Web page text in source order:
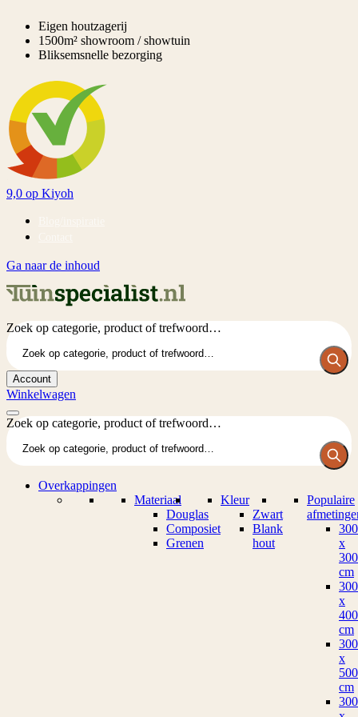
Eigen houtzagerij
1500m² showroom / showtuin
Bliksemsnelle bezorging
9,0 op Kiyoh
Ga naar de inhoud
Zoek op categorie, product of trefwoord…
Account
Winkelwagen
Zoek op categorie, product of trefwoord…
Overkappingen
Materiaal
Douglas
Composiet
Grenen
Kleur
Zwart
Blank
hout
Populaire
300
x
300
cm
300
x
400
cm
300
x
500
cm
300